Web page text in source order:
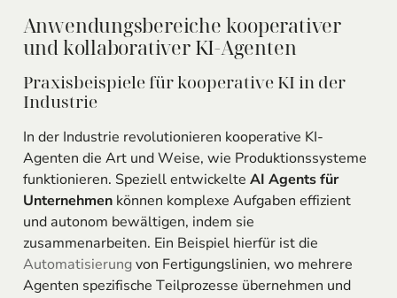
Anwendungsbereiche kooperativer
und kollaborativer KI-Agenten
Praxisbeispiele für kooperative KI in der
Industrie
In der Industrie revolutionieren kooperative KI-
Agenten die Art und Weise, wie Produktionssysteme
funktionieren. Speziell entwickelte AI Agents für
Unternehmenkönnen komplexe Aufgaben effizient
und autonom bewältigen, indem sie
zusammenarbeiten. Ein Beispiel hierfür ist die
Automatisierungvon Fertigungslinien, wo mehrere
Agenten spezifische Teilprozesse übernehmen und